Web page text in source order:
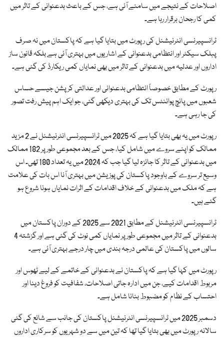
اصلاحات کے نتیجے میں سامنے آئی ہے، جس کے باعث بدعنوانی کے تاثر میں
کمی کا رجحان برقرار رہا ہے۔
ٹرانسپیرنسی انٹرنیشنل کی رپورٹ میں بتایا گیا ہے کہ پاکستان میں نہ صرف
پبلک سیکٹر اور انتظامی بدعنوانی کے اشاریوں میں بہتری آئی ہے بلکہ قانون ساز
اداروں اور عدلیہ میں بدعنوانی کے تاثر میں بھی نمایاں کمی ریکارڈ کی گئی ہے۔
رپورٹ کے مطابق خصوصاً انتظامی بدعنوانی اور عدالتی کرپشن جیسے حساس
شعبوں میں پانچ پوائنٹس تک کی بہتری دیکھی گئی، جو ایک اہم پیش رفت تصور
کی جا رہی ہے۔
رپورٹ میں یہ بھی بتایا گیا ہے کہ 2025 میں ٹرانسپیرنسی انٹرنیشنل نے 2 مزید
ممالک کو اپنے سروے میں شامل کیا، جس کے بعد مجموعی طور پر 182 ممالک
میں بدعنوانی کے تاثر کا جائزہ لیا گیا جب کہ 2024 میں یہ تعداد 180 تھی۔ اس
وسیع تر سروے کے باوجود پاکستان کی پوزیشن میں بہتری آنا اس بات کی علامت
ہے کہ ملک میں بدعنوانی کے خلاف اقدامات کے اثرات نمایاں ہونا شروع ہو
گئے ہیں۔
ٹرانسپیرنسی انٹرنیشنل کے مطابق 2021 سے 2025 کے دوران پاکستان میں
بدعنوانی کے تاثر میں مجموعی طور پر نمایاں کمی نوٹ کی گئی ہے اور گزشتہ 4
سالوں میں پاکستان کی عالمی درجہ بندی میں چار درجے بہتری آئی ہے۔
رپورٹ میں کہا گیا ہے کہ پاکستان نے بدعنوانی کے خاتمے کے لیے ٹھوس اور
مربوط اقدامات کیے، جن میں ادارہ جاتی اصلاحات، شفافیت کو فروغ دینا اور
احتساب کے نظام کو مضبوط بنانا شامل ہے۔
دسمبر 2025 میں ٹرانسپیرنسی انٹرنیشنل پاکستان کی جانب سے شائع کی گئی
سالانہ رپورٹ میں بھی بتایا گیا تھا کہ تین میں سے دو شہریوں کو سرکاری اداروں